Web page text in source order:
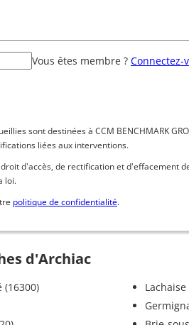
Vous êtes membre ? Connectez-
sont destinées à CCM BENCHMARK
liées aux interventions.
d'accès, de rectification et d'effacement
loi.
politique de confidentialité.
d'Archiac
(16300)
Lachaise